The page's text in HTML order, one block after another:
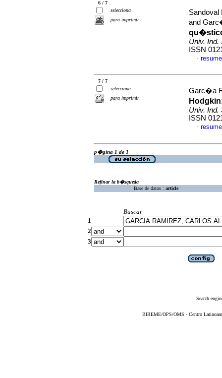
6 / 7
selecciona
para imprimir
and
Univ. Ind.
ISSN
·
7 / 7
selecciona
para imprimir
Garc�a
Univ. Ind.
ISSN
·
p�gina 1 de 1
Refinar la b�squeda
Base de datos : article
Buscar
1
2
3
Search
BIREME/OPS/OMS - Centro